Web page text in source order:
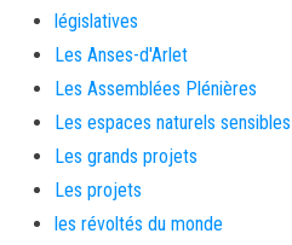
législatives
Les Anses-d'Arlet
Les Assemblées Plénières
Les espaces naturels sensibles
Les grands projets
Les projets
les révoltés du monde